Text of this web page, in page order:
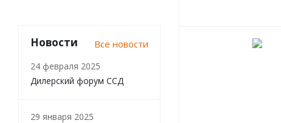
Новости Все новости
24 февраля 2025
Дилерский форум ССД
29 января 2025